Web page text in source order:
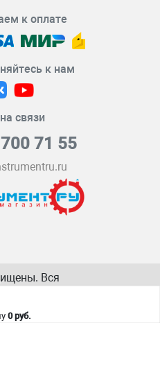
к оплате
к нам
связи
71 55
Вся
0 руб.